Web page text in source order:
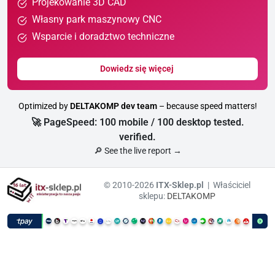
Projekowanie 3D CAD
Własny park maszynowy CNC
Wsparcie i doradztwo techniczne
Dowiedz się więcej
Optimized by DELTAKOMP dev team– because speed matters!
🚀 PageSpeed: 100 mobile / 100 desktop tested.
verified.
🔎 See the live report →
© 2010-2026 ITX-Sklep.pl
| Właściciel
sklepu: DELTAKOMP